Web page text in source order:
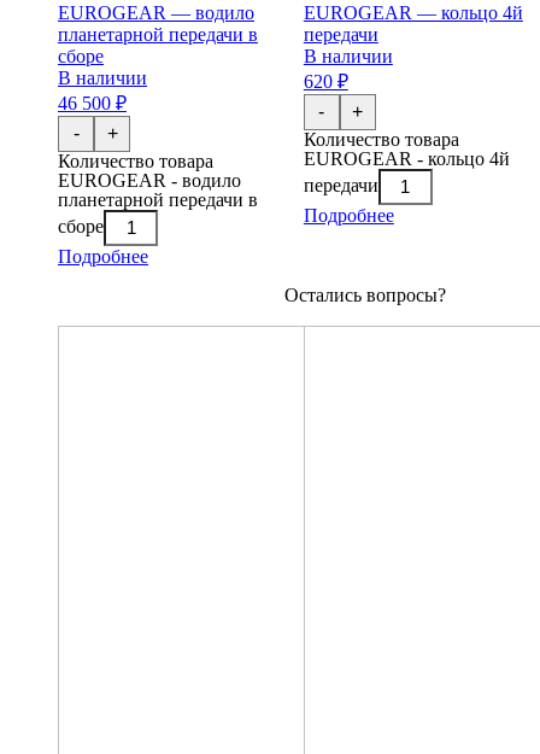
EUROGEAR — водило
планетарной передачи в
сборе
В наличии
46 500 ₽
-
Количество товара
EUROGEAR - водило
планетарной передачи в
сборе
+
Подробнее
EUROGEAR — кольцо 4й
передачи
В наличии
620 ₽
-
Количество товара
EUROGEAR - кольцо 4й
передачи
+
Подробнее
Остались вопросы?